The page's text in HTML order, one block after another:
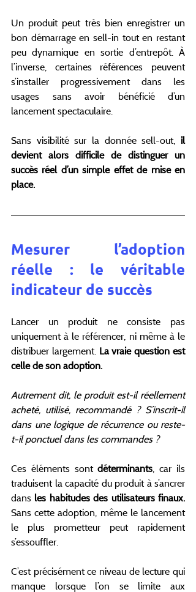
Un produit peut très bien enregistrer un
bon démarrage en sell-in tout en restant
peu dynamique en sortie d’entrepôt. À
l’inverse, certaines références peuvent
s’installer progressivement dans les
usages sans avoir bénéficié d’un
lancement spectaculaire.
Sans visibilité sur la donnée sell-out, il
devient alors difficile de distinguer un
succès réel d’un simple effet de mise en
place.
Mesurer l’adoption
réelle : le véritable
indicateur de succès
Lancer un produit ne consiste pas
uniquement à le référencer, ni même à le
distribuer largement. La vraie question est
celle de son adoption.
Autrement dit, le produit est-il réellement
acheté, utilisé, recommandé ? S’inscrit-il
dans une logique de récurrence ou reste-
t-il ponctuel dans les commandes ?
Ces éléments sont déterminants , car ils
traduisent la capacité du produit à s’ancrer
dans
Sans cette adoption, même le lancement
le plus prometteur peut rapidement
s’essouffler.
C’est précisément ce niveau de lecture qui
manque lorsque l’on se limite aux